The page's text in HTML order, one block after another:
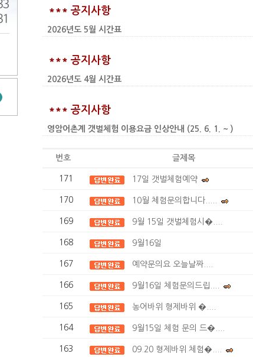
*** 공지사항
2026년도 5월 시간표
*** 공지사항
2026년도 4월 시간표
*** 공지사항
영암어촌계 갯벌체험 이용요금 인상안내 (25. 6. 1. ~ )
번호 글제목
171 17일 갯벌체험예약
170 10월 체험문의합니다.....
169 9월 15일 갯벌체험시�....
168 9월16일
167 예약문의요 오늘날짜....
166 9월16일 체험문의드립....
165 농어바위 형제바위 �....
164 9월15일 체험 문의 드�....
163 09.20 형제바위 체험�....